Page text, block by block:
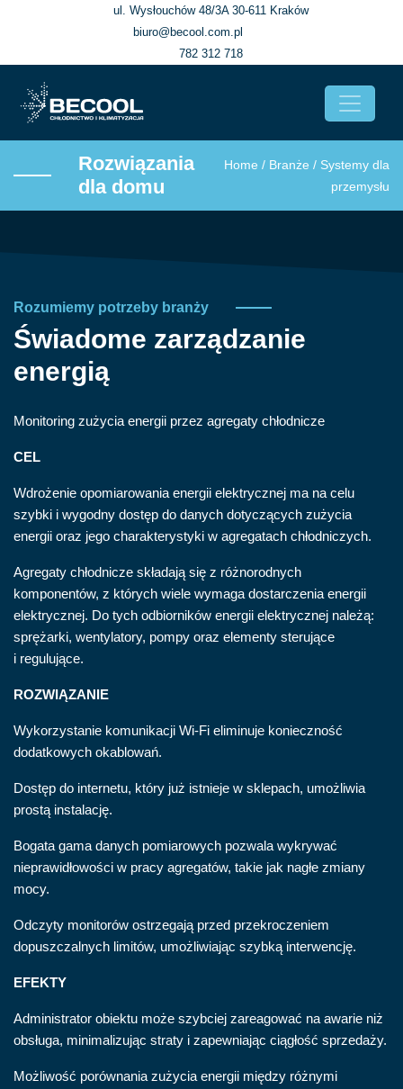
ul. Wysłouchów 48/3A 30-611 Kraków
biuro@becool.com.pl
782 312 718
Rozwiązania
dla domu
Home / Branże / Systemy dla
przemysłu
Rozumiemy potrzeby branży
Świadome zarządzanie
energią
Monitoring zużycia energii przez agregaty chłodnicze
CEL
Wdrożenie opomiarowania energii elektrycznej ma na celu
szybki i wygodny dostęp do danych dotyczących zużycia
energii oraz jego charakterystyki w agregatach chłodniczych.
Agregaty chłodnicze składają się z różnorodnych
komponentów, z których wiele wymaga dostarczenia energii
elektrycznej. Do tych odbiorników energii elektrycznej należą:
sprężarki, wentylatory, pompy oraz elementy sterujące
i regulujące.
ROZWIĄZANIE
Wykorzystanie komunikacji Wi-Fi eliminuje konieczność
dodatkowych okablowań.
Dostęp do internetu, który już istnieje w sklepach, umożliwia
prostą instalację.
Bogata gama danych pomiarowych pozwala wykrywać
nieprawidłowości w pracy agregatów, takie jak nagłe zmiany
mocy.
Odczyty monitorów ostrzegają przed przekroczeniem
dopuszczalnych limitów, umożliwiając szybką interwencję.
EFEKTY
Administrator obiektu może szybciej zareagować na awarie niż
obsługa, minimalizując straty i zapewniając ciągłość sprzedaży.
Możliwość porównania zużycia energii między różnymi